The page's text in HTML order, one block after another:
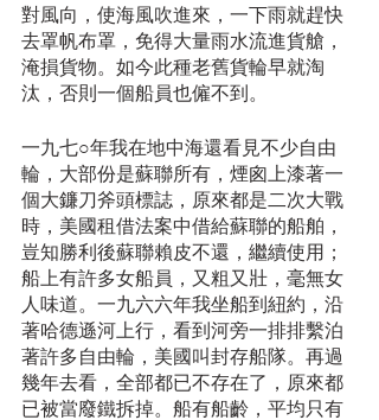
對風向，使海風吹進來，一下雨就趕快
去罩帆布罩，免得大量雨水流進貨艙，
淹損貨物。如今此種老舊貨輪早就淘
汰，否則一個船員也僱不到。
一九七○年我在地中海還看見不少自由
輪，大部份是蘇聯所有，煙囪上漆著一
個大鐮刀斧頭標誌，原來都是二次大戰
時，美國租借法案中借給蘇聯的船舶，
豈知勝利後蘇聯賴皮不還，繼續使用；
船上有許多女船員，又粗又壯，毫無女
人味道。一九六六年我坐船到紐約，沿
著哈德遜河上行，看到河旁一排排繫泊
著許多自由輪，美國叫封存船隊。再過
幾年去看，全部都已不存在了，原來都
已被當廢鐵拆掉。船有船齡，平均只有